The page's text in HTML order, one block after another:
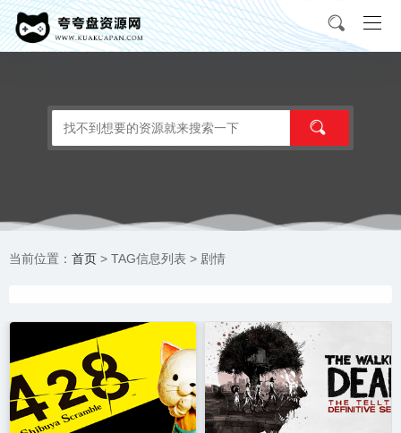
当前位置： 首页 > TAG信息列表 > 剧情